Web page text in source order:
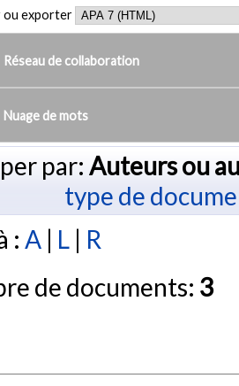
ou exporter
Réseau de collaboration
Nuage de mots
par: Auteurs ou
type de
: A | L | R
de documents: 3